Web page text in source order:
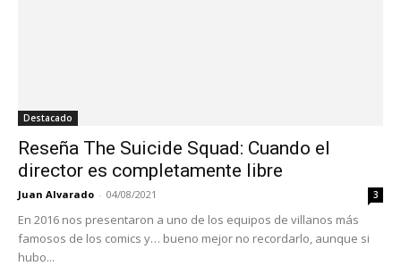
Destacado
Reseña The Suicide Squad: Cuando el
director es completamente libre
Juan Alvarado - 04/08/2021 3
En 2016 nos presentaron a uno de los equipos de villanos más
famosos de los comics y… bueno mejor no recordarlo, aunque si
hubo...